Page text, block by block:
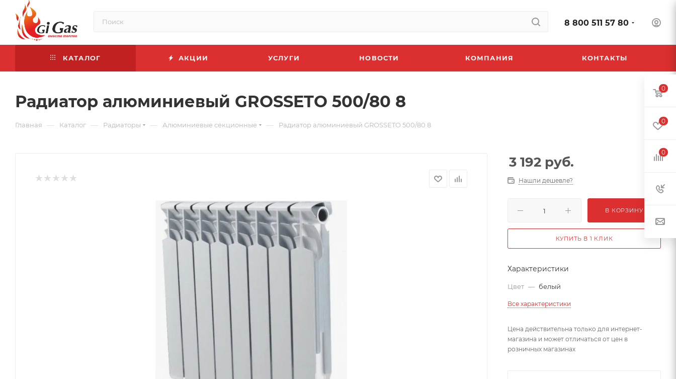
8 800 511 57 80
КАТАЛОГ АКЦИИ УСЛУГИ НОВОСТИ КОМПАНИЯ КОНТАКТЫ
Радиатор алюминиевый GROSSETO 500/80 8
Главная — Каталог — Радиаторы — Алюминиевые секционные — Радиатор алюминиевый GROSSETO 500/80 8
3 192 руб.
Нашли дешевле?
В КОРЗИНУ
КУПИТЬ В 1 КЛИК
Характеристики
Цвет — белый
Все характеристики
Цена действительна только для интернет-
магазина и может отличаться от цен в
розничных магазинах
0
0
0